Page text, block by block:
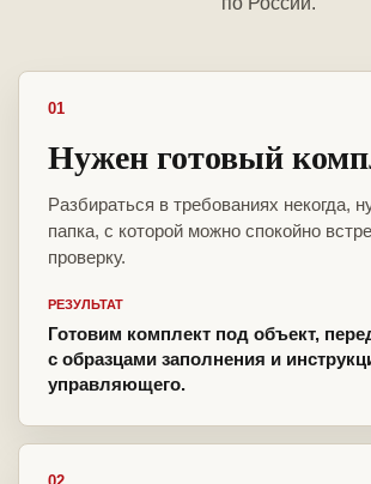
01
Нужен готовый
Разбираться в требованиях некогда,
папка, с которой можно спокойно
проверку.
РЕЗУЛЬТАТ
Готовим комплект под объект,
с образцами заполнения и
управляющего.